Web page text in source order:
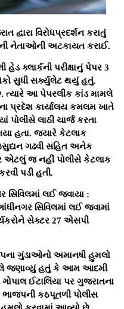
દ્વારા વિરોધપ્રદર્શન કરાતું
નેતાઓની અટકાયત કરાઈ.
ક્લાર્કની પરીક્ષાનું પેપર 3
સુધી સર્ક્યુલેટ થયું હતું.
ત્યારે આ પેપરલીક કાંડ મામલે
પ્રદેશ કાર્યાલય કમલમ ખાતે
પોલીસે લાઠી ચાર્જ કરતા
હતા. જ્યારે કેટલાક
ઇસુદાન ગઢવી સહિત અનેક
એટલું જ નહીં પોલીસે કેટલાક
પડી હતી.
સિવિલમાં લઈ જવાયા :
સિવિલમાં લઈ જવામાં
સેક્ટર 27 એસપી
ગુંડાઓનો અમાનષી હુમલો
જણાવ્યું હતું કે આમ આદમી
ઈટાલિયા પર ગુજરાતના
ભાજપની કઠપૂતળી પોલીસ